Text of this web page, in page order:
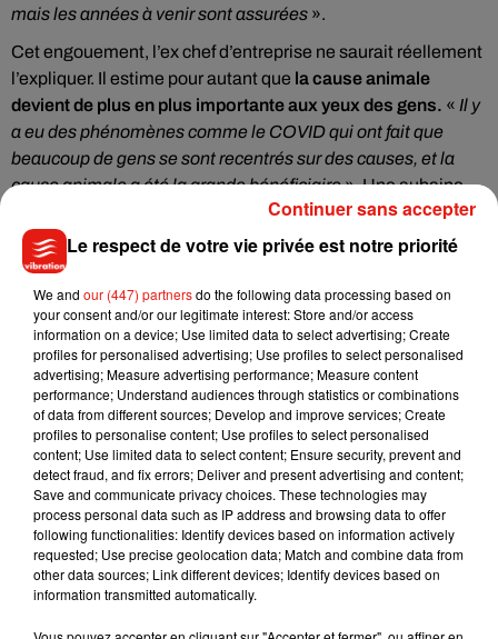
mais les années à venir sont assurées ».
Cet engouement, l’ex chef d’entreprise ne saurait réellement
l’expliquer. Il estime pour autant que la cause animale
devient de plus en plus importante aux yeux des gens. « Il y
a eu des phénomènes comme le COVID qui ont fait que
beaucoup de gens se sont recentrés sur des causes, et la
cause animale a été la grande bénéficiaire». Une aubaine
à moitié grâce aux entrées
publics et la restauration, et l’autre moitié grâce aux dons.
«Notre but à terme, si on a suffisamment de dons, c’est que
l’entrée de La Tanière soit gratuite pour tout le monde».
L’argent récolté sert à la fois à payer les salariés de La
Tanière, mais aussi à faire des investissements. Face à
l’arrivée quotidienne de nouveaux animaux, le refuge doit
constamment créer de nouveaux enclos. Dernièrement,
loups, gibbons ou lynx ont pris leurs quartiers.
La Tanière est ouverte tous les jours, parfois même jusqu’à
22h. Retrouver le calendriersur le site du zoo-refuge.
Le respect de votre vie privée est notre priorité
We and our (447) partnersdo the following data processing based on
your consent and/or our legitimate interest: Store and/or access
information on a device; Use limited data to select advertising; Create
profiles for personalised advertising; Use profiles to select personalised
advertising; Measure advertising performance; Measure content
performance; Understand audiences through statistics or combinations
of data from different sources; Develop and improve services; Create
profiles to personalise content; Use profiles to select personalised
content; Use limited data to select content; Ensure security, prevent and
detect fraud, and fix errors; Deliver and present advertising and content;
Save and communicate privacy choices. These technologies may
process personal data such as IP address and browsing data to offer
following functionalities: Identify devices based on information actively
requested; Use precise geolocation data; Match and combine data from
other data sources; Link different devices; Identify devices based on
information transmitted automatically.
Continuer sans accepter